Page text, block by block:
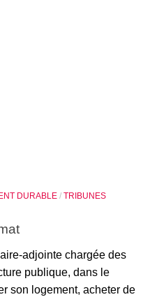
DURABLE / TRIBUNES
adjointe chargée des
publique, dans le
son logement, acheter de